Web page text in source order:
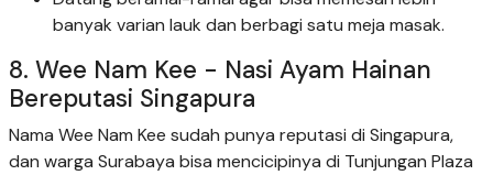
banyak varian lauk dan berbagi satu meja masak.
8. Wee Nam Kee - Nasi Ayam Hainan
Bereputasi Singapura
Nama Wee Nam Kee sudah punya reputasi di Singapura,
dan warga Surabaya bisa mencicipinya di Tunjungan Plaza